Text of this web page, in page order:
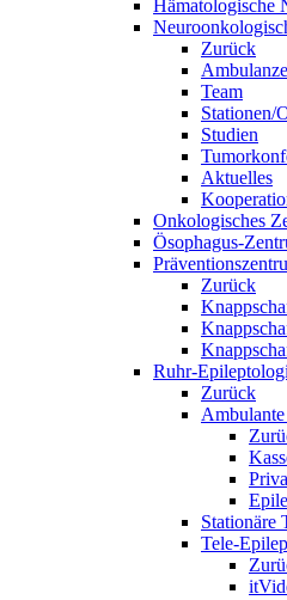
Hämatologische
Zurück
Team
Stationen/
Studien
Aktuelles
Onkologisches
Ösophagus-
Zurück
Ruhr-
Zurück
Stationäre
Tele-